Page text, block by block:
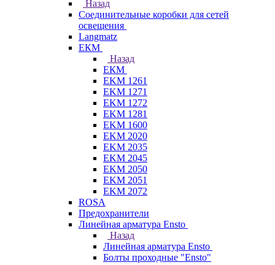
Назад
Соединительные коробки для сетей
освещения
Langmatz
ЕКМ
Назад
ЕКМ
EKM 1261
EKM 1271
EKM 1272
EKM 1281
EKM 1600
EKM 2020
EKM 2035
EKM 2045
EKM 2050
EKM 2051
EKM 2072
ROSA
Предохранители
Линейная арматура Ensto
Назад
Линейная арматура Ensto
Болты проходные "Ensto"